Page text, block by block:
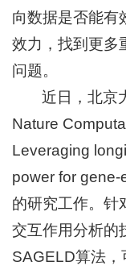
向数据是否能有
效力，找到更多
问题。
近日，北京
Nature
Leveraging
power for
的研究工作。针
交互作用分析的
SAGELD算法，